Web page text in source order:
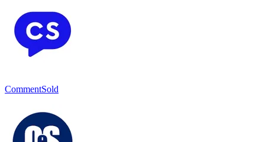
CommentSold